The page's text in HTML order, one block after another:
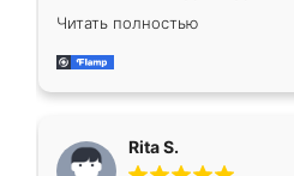
недели кухня была уже
довольны работой.
мебель за качественную
Читать полностью
Rita S.